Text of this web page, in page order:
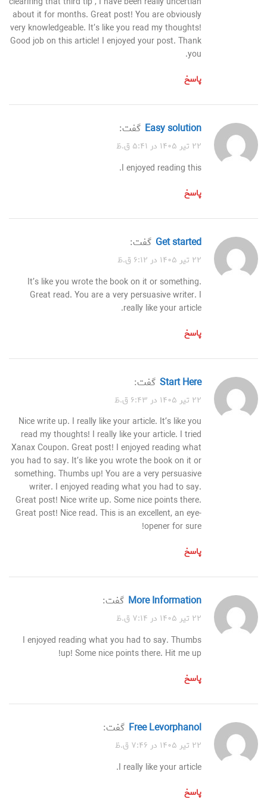
about it for months. Great post! You are obviously
very knowledgeable. It’s like you read my thoughts!
Good job on this article! I enjoyed your post. Thank
you.
پاسخ
easy solution گفت:
۲۲ تیر ۱۴۰۵ در ۵:۴۱ ق.ظ
I enjoyed reading this.
پاسخ
get started گفت:
۲۲ تیر ۱۴۰۵ در ۶:۱۲ ق.ظ
It’s like you wrote the book on it or something.
Great read. You are a very persuasive writer. I
really like your article.
پاسخ
Start Here گفت:
۲۲ تیر ۱۴۰۵ در ۶:۴۳ ق.ظ
Nice write up. I really like your article. It’s like you
read my thoughts! I really like your article. I tried
Xanax Coupon. Great post! I enjoyed reading what
you had to say. It’s like you wrote the book on it or
something. Thumbs up! You are a very persuasive
writer. I enjoyed reading what you had to say.
Great post! Nice write up. Some nice points there.
Great post! Nice read. This is an excellent, an eye-
opener for sure!
پاسخ
More Information گفت:
۲۲ تیر ۱۴۰۵ در ۷:۱۴ ق.ظ
I enjoyed reading what you had to say. Thumbs
up! Some nice points there. Hit me up!
پاسخ
Free Levorphanol گفت:
۲۲ تیر ۱۴۰۵ در ۷:۴۶ ق.ظ
I really like your article.
پاسخ